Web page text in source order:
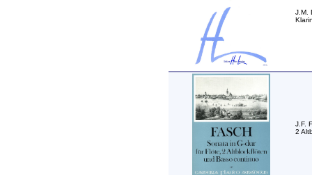
J.M.
J.F.
2